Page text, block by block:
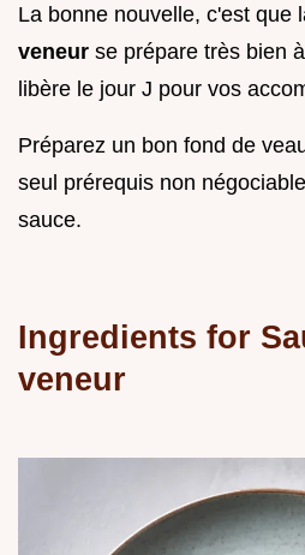
La bonne nouvelle, c'est que
veneur se prépare très bien
libère le jour J pour vos
Préparez un bon fond de
seul prérequis non
sauce.
Ingredients for
veneur